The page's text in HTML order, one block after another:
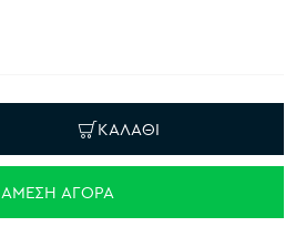
ΚΑΛΆΘΙ
ΆΜΕΣΗ ΑΓΟΡΆ